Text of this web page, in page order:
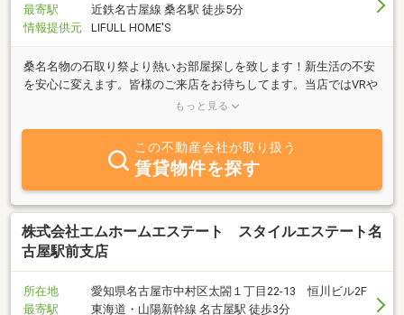
最寄駅
近鉄名古屋線 桑名駅 徒歩5分
情報提供元
LIFULL HOME'S
桑名名物の石取り祭より熱いお部屋探しを致します！新生活の不安
を安心に変えます。皆様のご来店をお待ちしてます。当店ではVRや
オンライン契約、クレジットカード決済にも対応しており未来店で
もっと見る
この不動産会社が取り扱う
賃貸物件を探す
株式会社エムホームエステート スタイルエステート名
古屋駅前支店
所在地
愛知県名古屋市中村区太閤１丁目22-13 恒川ビル2F
最寄駅
東海道・山陽新幹線 名古屋駅 徒歩3分